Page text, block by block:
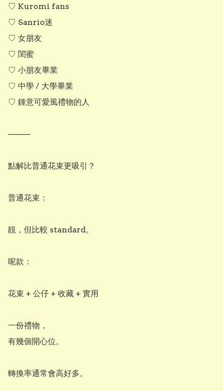
♡ Kuromi fans
♡ Sanrio迷
♡ 女朋友
♡ 閨蜜
♡ 小朋友畢業
♡ 中學 / 大學畢業
♡ 鍾意可愛風禮物的人
⸻
點解比普通花束更吸引？
普通花束：
靚，但比較 standard。
呢款：
花束 + 公仔 + 收藏 + 實用
一份禮物，
有幾個開心位。
轉換率通常會高好多。